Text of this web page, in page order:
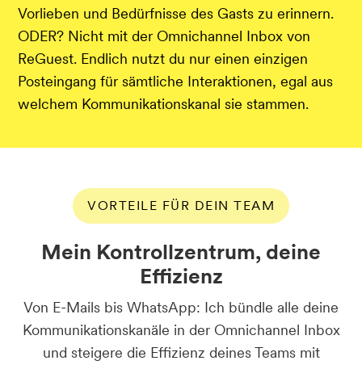
Vorlieben und Bedürfnisse des Gasts zu erinnern.
ODER? Nicht mit der Omnichannel Inbox von
ReGuest. Endlich nutzt du nur einen einzigen
Posteingang für sämtliche Interaktionen, egal aus
welchem Kommunikationskanal sie stammen.
VORTEILE FÜR DEIN TEAM
Mein Kontrollzentrum, deine
Effizienz
Von E-Mails bis WhatsApp: Ich bündle alle deine
Kommunikationskanäle in der Omnichannel Inbox
und steigere die Effizienz deines Teams mit